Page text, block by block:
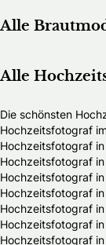
Alle
Alle
Die schönsten
Hochzeitsfotograf
Hochzeitsfotograf
Hochzeitsfotograf
Hochzeitsfotograf
Hochzeitsfotograf
Hochzeitsfotograf
Hochzeitsfotograf
Hochzeitsfotograf